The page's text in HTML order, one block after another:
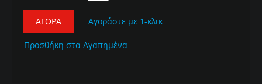
ΑΓΟΡΆ Αγοράστε με 1-κλικ
Προσθήκη στα Αγαπημένα